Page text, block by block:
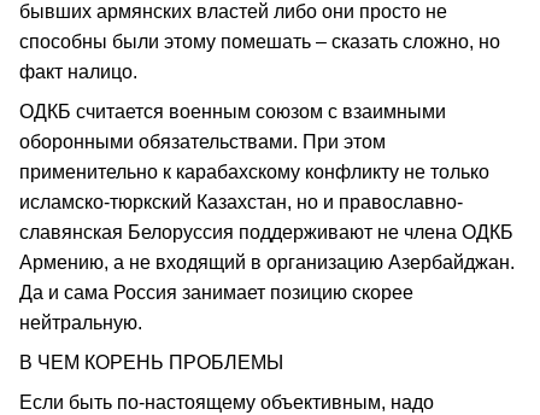
бывших армянских властей либо они просто не
способны были этому помешать – сказать сложно, но
факт налицо.
ОДКБ считается военным союзом с взаимными
оборонными обязательствами. При этом
применительно к карабахскому конфликту не только
исламско-тюркский Казахстан, но и православно-
славянская Белоруссия поддерживают не члена ОДКБ
Армению, а не входящий в организацию Азербайджан.
Да и сама Россия занимает позицию скорее
нейтральную.
В ЧЕМ КОРЕНЬ ПРОБЛЕМЫ
Если быть по-настоящему объективным, надо